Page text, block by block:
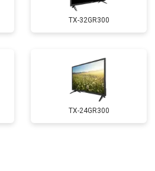
TX-32GR300
TX-24GR300